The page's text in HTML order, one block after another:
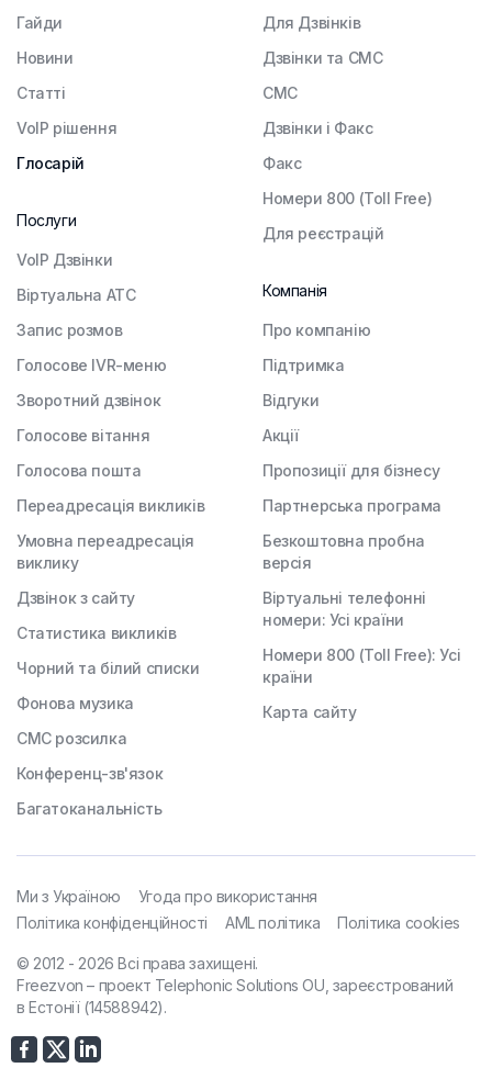
Гайди
Новини
Статті
VoIP рішення
Глосарій
Послуги
VoIP Дзвінки
Віртуальна АТС
Запис розмов
Голосове IVR-меню
Зворотний дзвінок
Голосове вітання
Голосова пошта
Переадресація викликів
Умовна переадресація
виклику
Дзвінок з сайту
Статистика викликів
Чорний та білий списки
Фонова музика
СМС розсилка
Конференц-зв'язок
Багатоканальність
Для Дзвінків
Дзвінки та СМС
СМС
Дзвінки і Факс
Факс
Номери 800 (Toll Free)
Для реєстрацій
Компанія
Про компанію
Підтримка
Відгуки
Акції
Пропозиції для бізнесу
Партнерська програма
Безкоштовна пробна
версія
Віртуальні телефонні
номери: Усі країни
Номери 800 (Toll Free): Усі
країни
Карта сайту
Ми з Україною
Угода про використання
Політика конфіденційності
AML політика Політика cookies
© 2012 - 2026 Всі права захищені.
Freezvon – проект Telephonic Solutions OU, зареєстрований
в Естонії (14588942).